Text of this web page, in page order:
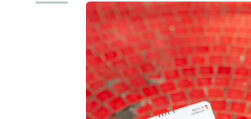
Passa alle informazioni sul prodotto